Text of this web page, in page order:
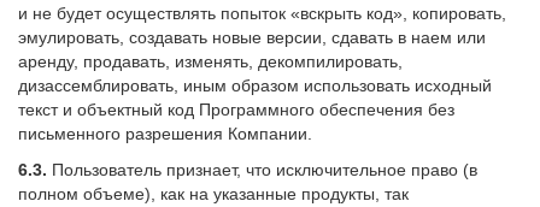
и не будет осуществлять попыток «вскрыть код», копировать,
эмулировать, создавать новые версии, сдавать в наем или
аренду, продавать, изменять, декомпилировать,
дизассемблировать, иным образом использовать исходный
текст и объектный код Программного обеспечения без
письменного разрешения Компании.
6.3. Пользователь признает, что исключительное право (в
полном объеме), как на указанные продукты, так